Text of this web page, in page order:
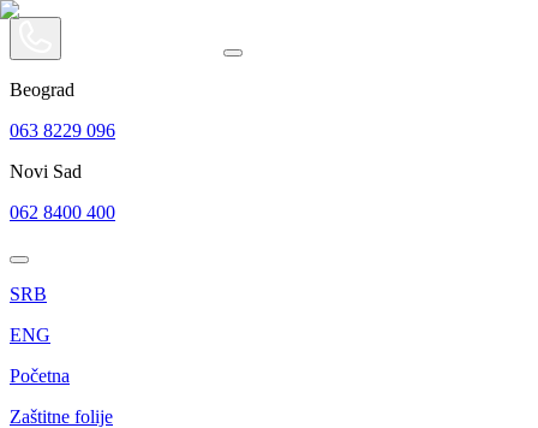
Beograd
063 8229 096
Novi Sad
062 8400 400
SRB
ENG
Početna
Zaštitne folije